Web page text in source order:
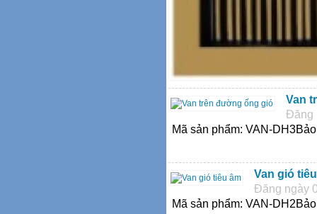
Van
Đăng
Mã sản phẩm: VAN-
Van gió
Đăng ngày
Mã sản phẩm: VAN-